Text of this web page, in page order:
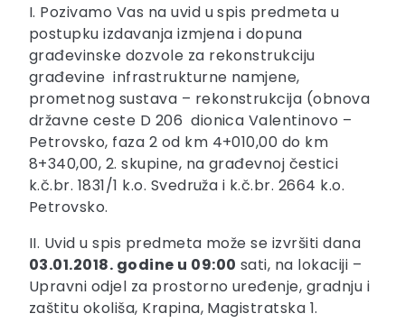
I. Pozivamo Vas na uvid u spis predmeta u
postupku izdavanja izmjena i dopuna
građevinske dozvole za rekonstrukciju
građevine infrastrukturne namjene,
prometnog sustava – rekonstrukcija (obnova
državne ceste D 206 dionica Valentinovo –
Petrovsko, faza 2 od km 4+010,00 do km
8+340,00, 2. skupine, na građevnoj čestici
k.č.br. 1831/1 k.o. Svedruža i k.č.br. 2664 k.o.
Petrovsko.
II. Uvid u spis predmeta može se izvršiti dana
03.01.2018. godine u 09:00 sati, na lokaciji –
Upravni odjel za prostorno uređenje, gradnju i
zaštitu okoliša, Krapina, Magistratska 1.